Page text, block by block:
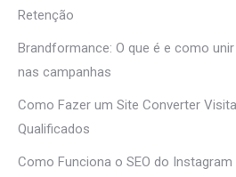
Retenção
Brandformance: O que é e como
nas campanhas
Como Fazer um Site Converter
Qualificados
Como Funciona o SEO do